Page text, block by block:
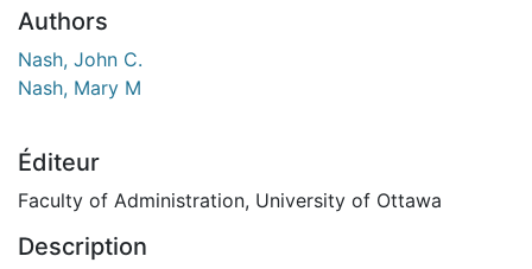
Authors
Nash, John C.
Nash, Mary M
Éditeur
Faculty of Administration, University of Ottawa
Description